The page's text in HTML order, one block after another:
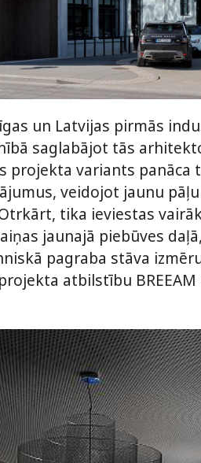
un Latvijas pirmās
saglabājot tās
projekta variants panāca
veidojot jaunu
tika ieviestas
jaunajā piebūves
pagraba stāva
atbilstību BREEAM